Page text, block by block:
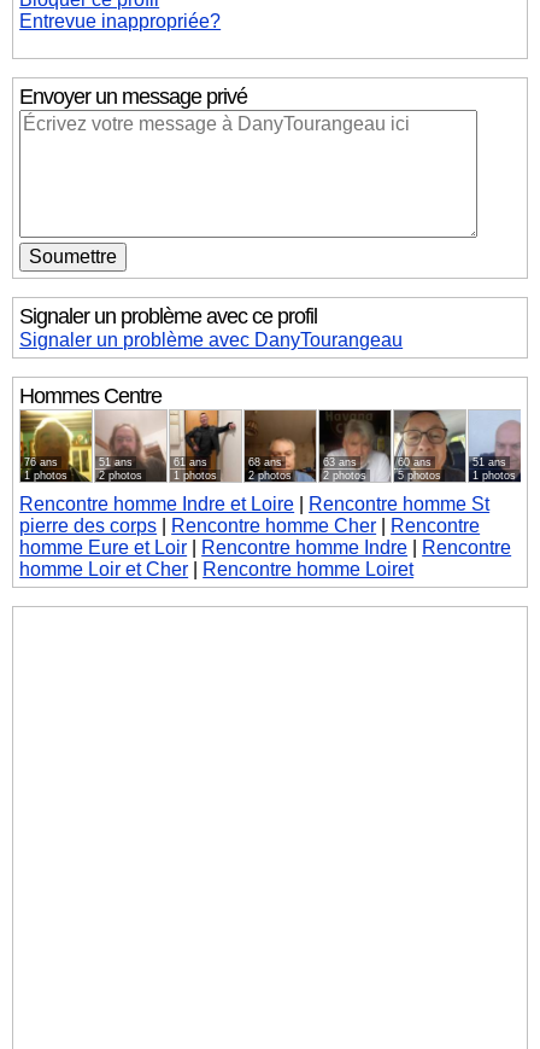
Entrevue inappropriée?
Envoyer un message privé
Signaler un problème avec ce profil
Signaler un problème avec DanyTourangeau
HommesCentre
76 ans
1 photos
51 ans
2 photos
61 ans
1 photos
68 ans
2 photos
63 ans
2 photos
60 ans
5 photos
51 ans
1 photos
Rencontre homme Indre et Loire
Rencontre homme St
pierre des corps
Rencontre homme Cher
Rencontre
homme Eure et Loir
Rencontre homme Indre
Rencontre
homme Loir et Cher
Rencontre homme Loiret